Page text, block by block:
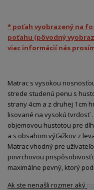
* poťah vyobrazený na
poťahu (pôvodný
viac informácií nás
Matrac s vysokou
strede studenú penu s
strany 4cm a z druhej 1cm
lisované na vysokú tvrdosť
objemovou hustotou pre
a s obsahom výťažkov z
Matrac vhodný pre
povrchovou
maximálne pevný, ktorý
Ak ste nenašli rozmer aký